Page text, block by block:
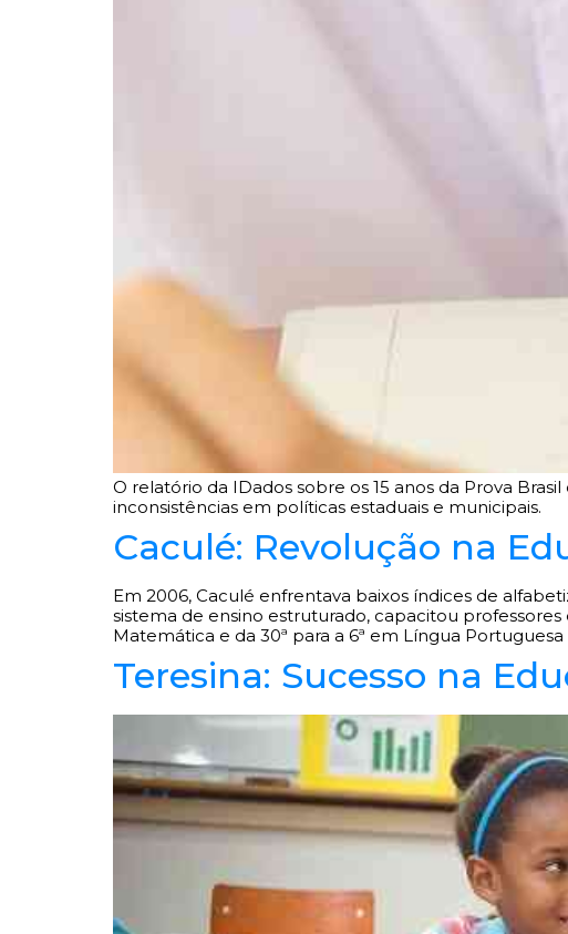
O relatório da IDados sobre os 15 anos da Prova
inconsistências em políticas estaduais e municipais.
Caculé: Revolução na
Em 2006, Caculé enfrentava baixos índices de
sistema de ensino estruturado, capacitou professores
Matemática e da 30ª para a 6ª em Língua
Teresina: Sucesso na